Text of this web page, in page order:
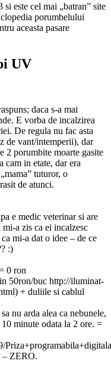
si este cel mai „batran” site
porumbelului
aceasta pasare
UV
daca s-a mai
E vorba de incalzirea
De regula nu fac asta
de vant/intemperii), dar
2 porumbite moarte gasite
cam in etate, dar era
tuturor, o
de atunci.
e medic veterinar si are
a zis ca ei incalzesc
mi-a dat o idee – de ce
:)
0 ron
50ron/buc http://iluminat-
+ duliile si cablul
nu arda alea ca nebunele,
minute odata la 2 ore. =
– ZERO.